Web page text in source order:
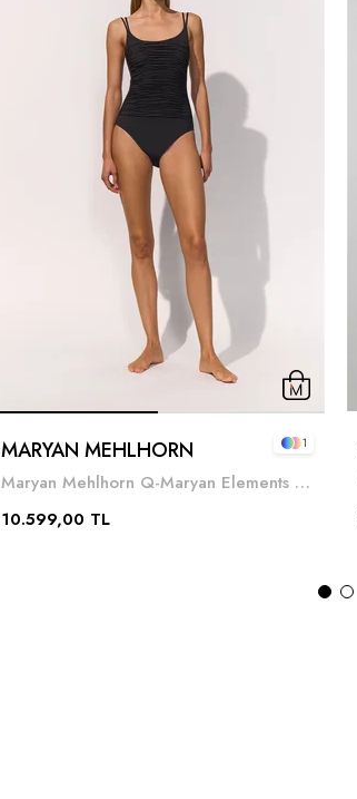
MARYAN MEHLHORN
Maryan Mehlhorn Q-Maryan Elements Kadın Mayo Siyah
10.599,00 TL
1